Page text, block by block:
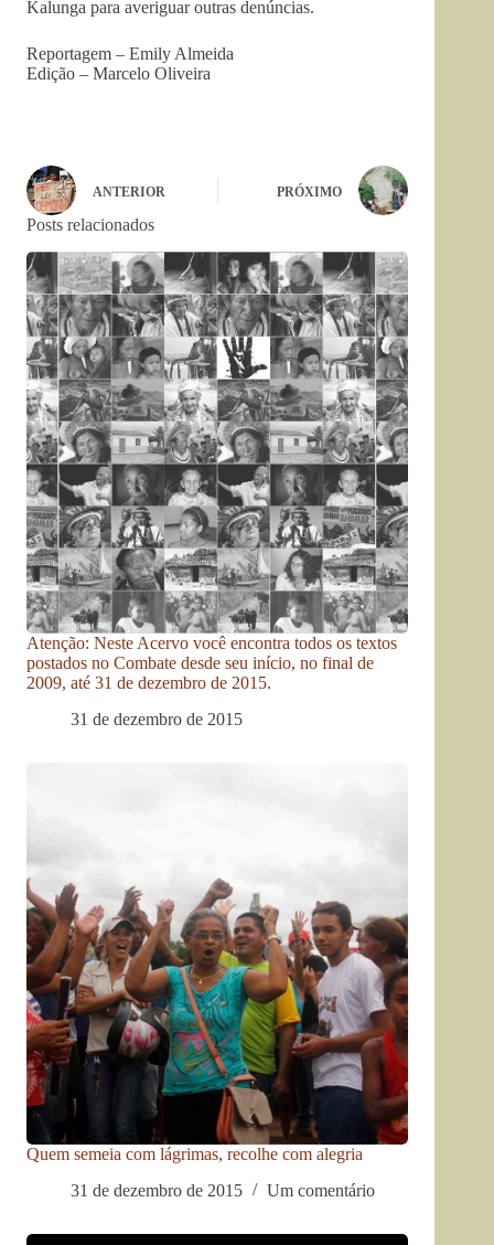
Kalunga para averiguar outras denúncias.
Reportagem – Emily Almeida
Edição – Marcelo Oliveira
ANTERIOR PRÓXIMO
Posts relacionados
Atenção: Neste Acervo você encontra todos os textos
postados no Combate desde seu início, no final de
2009, até 31 de dezembro de 2015.
31 de dezembro de 2015
Quem semeia com lágrimas, recolhe com alegria
31 de dezembro de 2015
Um comentário